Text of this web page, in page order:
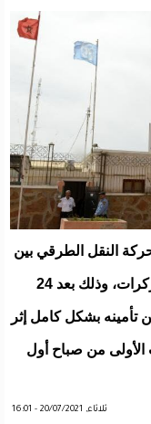
النقل الطرقي بين
المغرب وموريتانيا عبر المعبر الحدودي الكركرات، وذلك بعد 24
تأمينه بشكل كامل إثر
من صباح أول
ثلاثاء, 20/07/2021 - 16:01